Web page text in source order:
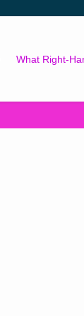
What Right-